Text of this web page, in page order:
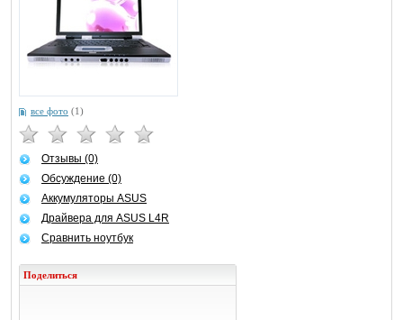
все фото (1)
Отзывы (0)
Обсуждение (0)
Аккумуляторы ASUS
Драйвера для ASUS L4R
Сравнить ноутбук
Поделиться